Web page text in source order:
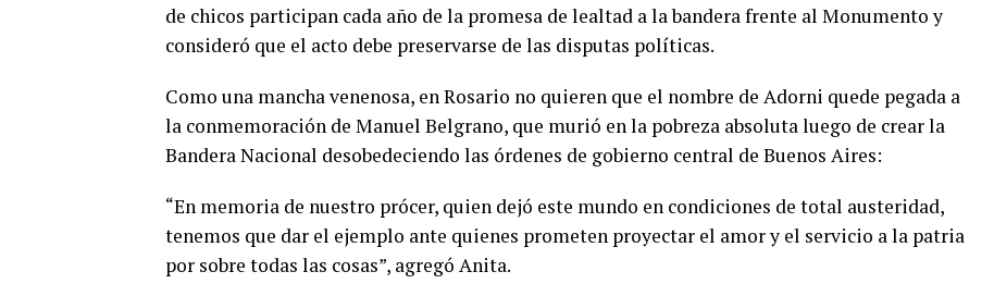
de chicos participan cada año de la promesa de lealtad a la bandera frente al Monumento y
consideró que el acto debe preservarse de las disputas políticas.
Como una mancha venenosa, en Rosario no quieren que el nombre de Adorni quede pegada a
la conmemoración de Manuel Belgrano, que murió en la pobreza absoluta luego de crear la
Bandera Nacional desobedeciendo las órdenes de gobierno central de Buenos Aires:
“En memoria de nuestro prócer, quien dejó este mundo en condiciones de total austeridad,
tenemos que dar el ejemplo ante quienes prometen proyectar el amor y el servicio a la patria
por sobre todas las cosas”, agregó Anita.